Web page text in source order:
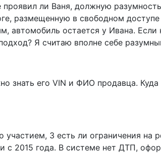
ли Ваня, должную
размещенную в свободном доступе
автомобиль остается у Ивана.
Я считаю вполне себе
знать его VIN и ФИО продавца. Куда
3 есть ли ограничения на
с 2015 года. В системе нет ДТП,